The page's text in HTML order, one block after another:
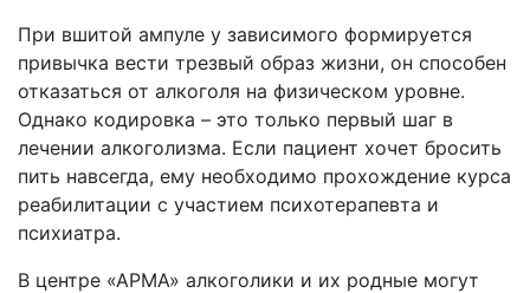
При вшитой ампуле у зависимого формируется
привычка вести трезвый образ жизни, он способен
отказаться от алкоголя на физическом уровне.
Однако кодировка – это только первый шаг в
лечении алкоголизма. Если пациент хочет бросить
пить навсегда, ему необходимо прохождение курса
реабилитации с участием психотерапевта и
психиатра.
В центре «АРМА» алкоголики и их родные могут